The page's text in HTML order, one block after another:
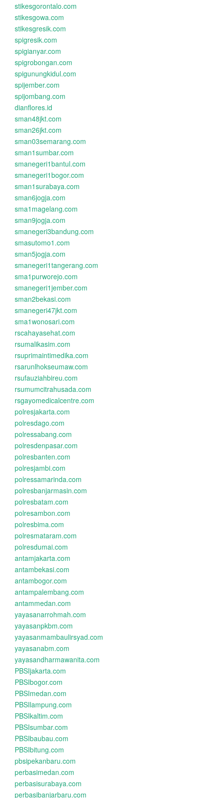
stikesgorontalo.com
stikesgowa.com
stikesgresik.com
spigresik.com
spigianyar.com
spigrobongan.com
spigunungkidul.com
spijember.com
spijombang.com
dianflores.id
sman48jkt.com
sman26jkt.com
sman03semarang.com
sman1sumbar.com
smanegeri1bantul.com
smanegeri1bogor.com
sman1surabaya.com
sman6jogja.com
sma1magelang.com
sman9jogja.com
smanegeri3bandung.com
smasutomo1.com
sman5jogja.com
smanegeri1tangerang.com
sma1purworejo.com
smanegeri1jember.com
sman2bekasi.com
smanegeri47jkt.com
sma1wonosari.com
rscahayasehat.com
rsumalikasim.com
rsuprimaintimedika.com
rsarunlhokseumaw.com
rsufauziahbireu.com
rsumumcitrahusada.com
rsgayomedicalcentre.com
polresjakarta.com
polresdago.com
polressabang.com
polresdenpasar.com
polresbanten.com
polresjambi.com
polressamarinda.com
polresbanjarmasin.com
polresbatam.com
polresambon.com
polresbima.com
polresmataram.com
polresdumai.com
antamjakarta.com
antambekasi.com
antambogor.com
antampalembang.com
antammedan.com
yayasanarrohmah.com
yayasanpkbm.com
yayasanmambaulirsyad.com
yayasanabm.com
yayasandharmawanita.com
PBSIjakarta.com
PBSIbogor.com
PBSImedan.com
PBSIlampung.com
PBSIkaltim.com
PBSIsumbar.com
PBSIbaubau.com
PBSIbitung.com
pbsipekanbaru.com
perbasimedan.com
perbasisurabaya.com
perbasibanjarbaru.com